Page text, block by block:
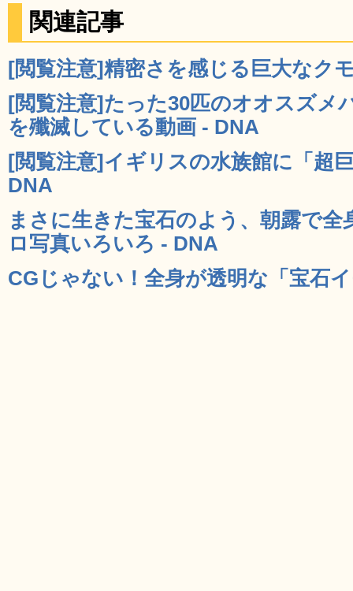
関連記事
[閲覧注意]精密さを感じる巨大なク
[閲覧注意]たった30匹のオオスズメ
を殲滅している動画 - DNA
[閲覧注意]イギリスの水族館に「超
DNA
まさに生きた宝石のよう、朝露で
ロ写真いろいろ - DNA
CGじゃない！全身が透明な「宝石